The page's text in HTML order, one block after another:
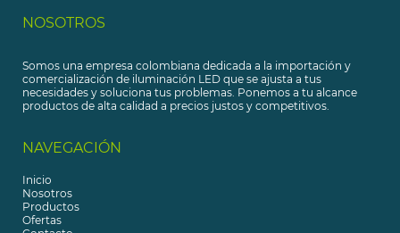
NOSOTROS
Somos una empresa colombiana dedicada a la importación y
comercialización de iluminación LED que se ajusta a tus
necesidades y soluciona tus problemas. Ponemos a tu alcance
productos de alta calidad a precios justos y competitivos.
NAVEGACIÓN
Inicio
Nosotros
Productos
Ofertas